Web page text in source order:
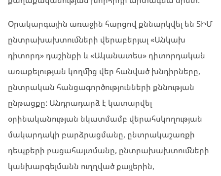
Օրակարգային առաջին հարցով քննարկվել են ՏԻՄ
ընտրախախտումների վերաբերյալ «Անկախ
դիտորդ» դաշինքի և «Ականատես» դիտորդական
առաքելության կողմից վեր հանված խնդիրները,
ընտրական հանցագործությունների քննության
ընթացքը: Անդրադարձ է կատարվել
օրինականության նկատմամբ վերահսկողության
մակարդակի բարձրացմանը, ընտրակաշառքի
դեպքերի բացահայտմանը, ընտրախախտումների
կանխարգելմանն ուղղված քայլերին,